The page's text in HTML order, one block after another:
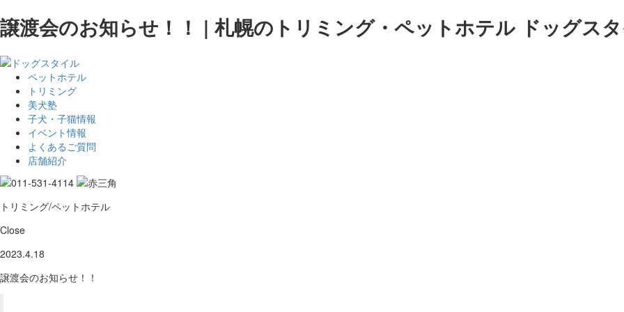
譲渡会のお知らせ！！ | 札幌のトリミング・ペットホテル ドッグス
ペットホテル
トリミング
美犬塾
子犬・子猫情報
イベント情報
よくあるご質問
店舗紹介
トリミング/ペットホテル
Close
2023.4.18
譲渡会のお知らせ！！